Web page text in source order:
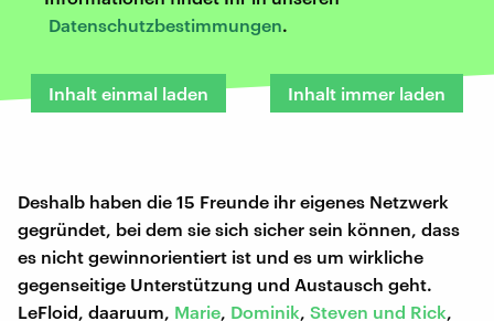
Datenschutzbestimmungen.
Inhalt einmal laden Inhalt immer laden
Deshalb haben die 15 Freunde ihr eigenes Netzwerk
gegründet, bei dem sie sich sicher sein können, dass
es nicht gewinnorientiert ist und es um wirkliche
gegenseitige Unterstützung und Austausch geht.
LeFloid, daaruum, Marie Dominik Steven und Rick